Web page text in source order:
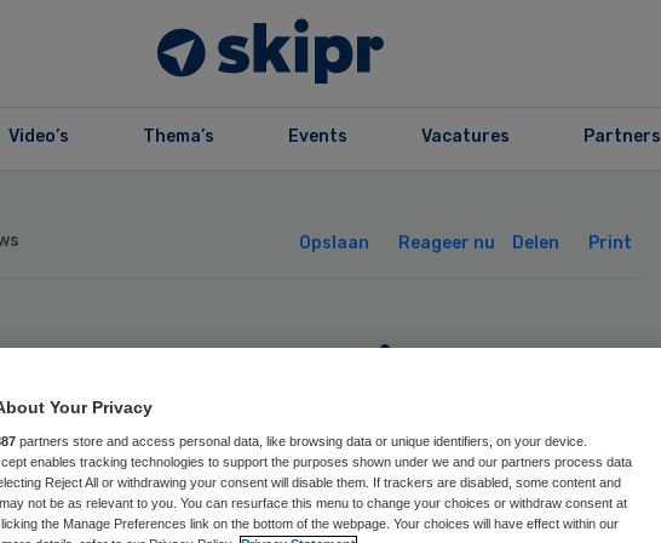
Video’s Thema’s Events Vacatures Partners
Opslaan Reageer nu Delen Print
Mulder stapt op
Your Privacy
partners store and access personal data, like browsing data or unique identifiers, on your device.
enables tracking technologies to support the purposes shown under we and our partners process data
Reject All or withdrawing your consent will disable them. If trackers are disabled, some content and
not be as relevant to you. You can resurface this menu to change your choices or withdraw consent at
the Manage Preferences link on the bottom of the webpage. Your choices will have effect within our